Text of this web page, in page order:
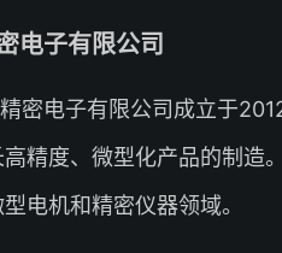
电子有限公司
密电子有限公司成立于
精度、微型化产品的制造
电机和精密仪器领域。